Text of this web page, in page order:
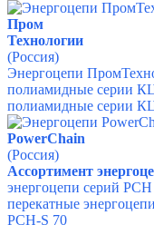
Пром
Технологии
(Россия)
Энергоцепи
полиамидные серии
полиамидные серии
PowerChain
(Россия)
Ассортимент
энергоцепи серий
перекатные
PCH-S 70